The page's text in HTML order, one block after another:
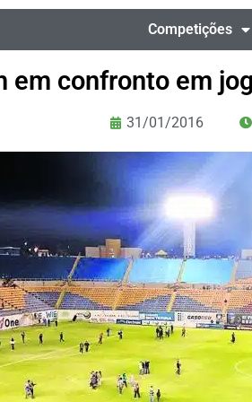
Competições
em confronto em
31/01/2016